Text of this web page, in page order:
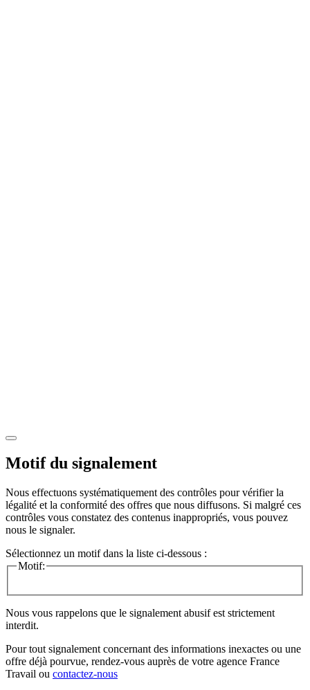
Motif du signalement
Nous effectuons systématiquement des contrôles pour vérifier la
légalité et la conformité des offres que nous diffusons. Si malgré ces
contrôles vous constatez des contenus inappropriés, vous pouvez
nous le signaler.
Sélectionnez un motif dans la liste ci-dessous :
Motif:
Nous vous rappelons que le signalement abusif est strictement
interdit.
Pour tout signalement concernant des informations inexactes ou une
offre déjà pourvue, rendez-vous auprès de votre agence France
Travail ou contactez-nous